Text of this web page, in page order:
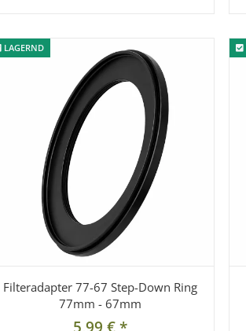
LAGERND
LAGERND
Filteradapter 77-67 Step-Down Ring
77mm - 67mm
5,99 €*